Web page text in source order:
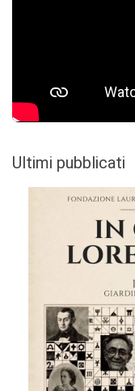
Ultimi pubblicati